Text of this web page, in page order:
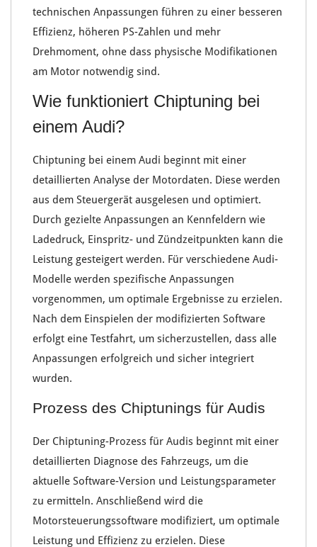
technischen Anpassungen führen zu einer besseren
Effizienz, höheren PS-Zahlen und mehr
Drehmoment, ohne dass physische Modifikationen
am Motor notwendig sind.
Wie funktioniert Chiptuning bei
einem Audi?
Chiptuning bei einem Audi beginnt mit einer
detaillierten Analyse der Motordaten. Diese werden
aus dem Steuergerät ausgelesen und optimiert.
Durch gezielte Anpassungen an Kennfeldern wie
Ladedruck, Einspritz- und Zündzeitpunkten kann die
Leistung gesteigert werden. Für verschiedene Audi-
Modelle werden spezifische Anpassungen
vorgenommen, um optimale Ergebnisse zu erzielen.
Nach dem Einspielen der modifizierten Software
erfolgt eine Testfahrt, um sicherzustellen, dass alle
Anpassungen erfolgreich und sicher integriert
wurden.
Prozess des Chiptunings für Audis
Der Chiptuning-Prozess für Audis beginnt mit einer
detaillierten Diagnose des Fahrzeugs, um die
aktuelle Software-Version und Leistungsparameter
zu ermitteln. Anschließend wird die
Motorsteuerungssoftware modifiziert, um optimale
Leistung und Effizienz zu erzielen. Diese